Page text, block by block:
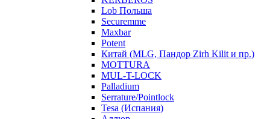
Lob Польша
Securemme
Maxbar
Potent
Китай (MLG, Пандор Zirh Kilit и пр.)
MOTTURA
MUL-T-LOCK
Palladium
Serrature/Pointlock
Tesa (Испания)